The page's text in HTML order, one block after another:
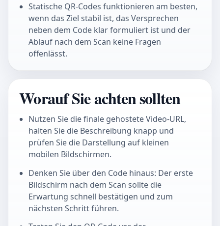
Statische QR-Codes funktionieren am besten,
wenn das Ziel stabil ist, das Versprechen
neben dem Code klar formuliert ist und der
Ablauf nach dem Scan keine Fragen
offenlässt.
Worauf Sie achten sollten
Nutzen Sie die finale gehostete Video-URL,
halten Sie die Beschreibung knapp und
prüfen Sie die Darstellung auf kleinen
mobilen Bildschirmen.
Denken Sie über den Code hinaus: Der erste
Bildschirm nach dem Scan sollte die
Erwartung schnell bestätigen und zum
nächsten Schritt führen.